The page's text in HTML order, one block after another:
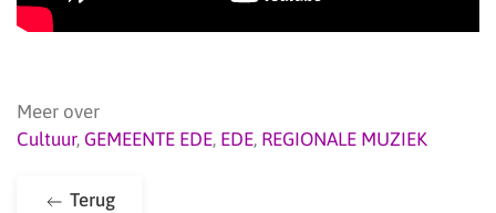
Meer over
Cultuur, GEMEENTE EDE, EDE, REGIONALE MUZIEK
Terug